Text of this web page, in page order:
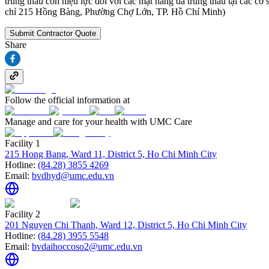
chỉ 215 Hồng Bàng, Phường Chợ Lớn, TP. Hồ Chí Minh)
Submit Contractor Quote
Share
Follow the official information at
Manage and care for your health with UMC Care
Facility 1
215 Hong Bang, Ward 11, District 5, Ho Chi Minh City
Hotline: (84.28) 3855 4269
Email: bvdhyd@umc.edu.vn
Facility 2
201 Nguyen Chi Thanh, Ward 12, District 5, Ho Chi Minh City
Hotline: (84.28) 3955 5548
Email: bvdaihoccoso2@umc.edu.vn